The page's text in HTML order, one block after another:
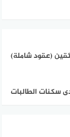
(عقود شاملة)
سكنات الطالبات